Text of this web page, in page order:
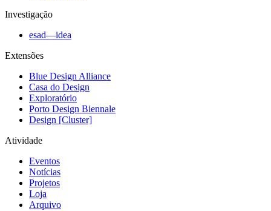
Investigação
esad—idea
Extensões
Blue Design Alliance
Casa do Design
Exploratório
Porto Design Biennale
Design [Cluster]
Atividade
Eventos
Notícias
Projetos
Loja
Arquivo